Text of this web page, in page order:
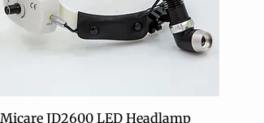
Aperçu rapide
Micare JD2600 LED Headlamp